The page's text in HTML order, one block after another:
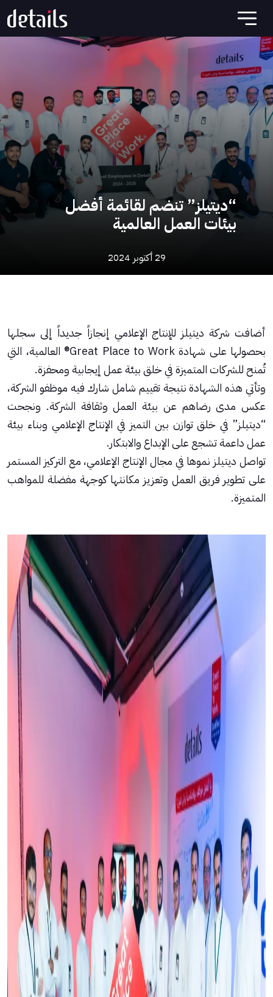
“ديتيلز” تنضم لقائمة أفضل
بيئات العمل العالمية
29 أكتوبر 2024
أضافت شركة ديتيلز للإنتاج الإعلامي إنجازاً جديداً إلى سجلها
بحصولها على شهادة Great Place to Work®️ العالمية، التي
تُمنح للشركات المتميزة في خلق بيئة عمل إيجابية ومحفزة.
وتأتي هذه الشهادة نتيجة تقييم شامل شارك فيه موظفو الشركة،
عكس مدى رضاهم عن بيئة العمل وثقافة الشركة. ونجحت
“ديتيلز” في خلق توازن بين التميز في الإنتاج الإعلامي وبناء بيئة
عمل داعمة تشجع على الإبداع والابتكار.
تواصل ديتيلز نموها في مجال الإنتاج الإعلامي، مع التركيز المستمر
على تطوير فريق العمل وتعزيز مكانتها كوجهة مفضلة للمواهب
المتميزة.